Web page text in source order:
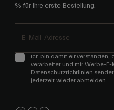
% für Ihre erste Bestellung.
Ich bin damit einverstanden,
verarbeitet und mir Werbe-
Datenschutzrichtlinien
jederzeit wieder abmelden.